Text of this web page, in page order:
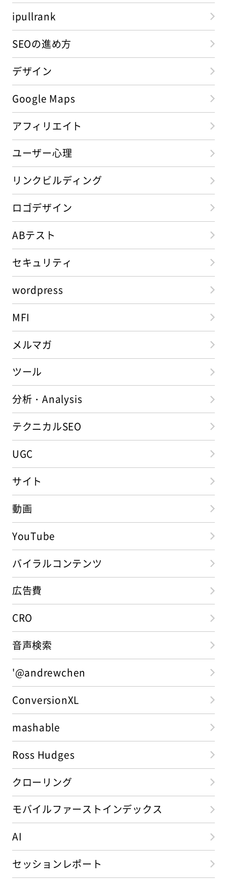
ipullrank
SEOの進め方
デザイン
Google Maps
アフィリエイト
ユーザー心理
リンクビルディング
ロゴデザイン
ABテスト
セキュリティ
wordpress
MFI
メルマガ
ツール
分析・Analysis
テクニカルSEO
UGC
サイト
動画
YouTube
バイラルコンテンツ
広告費
CRO
音声検索
'@andrewchen
ConversionXL
mashable
Ross Hudges
クローリング
モバイルファーストインデックス
AI
セッションレポート